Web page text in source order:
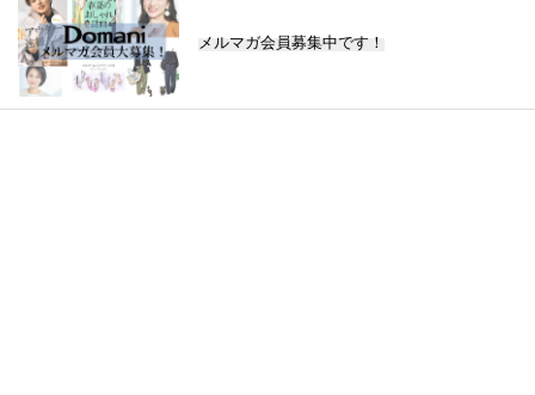
メルマガ会員募集中です！